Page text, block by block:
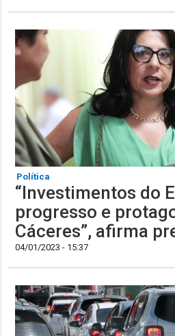
Política
“Investimentos do
progresso e
Cáceres”, afirma
04/01/2023 - 15:37